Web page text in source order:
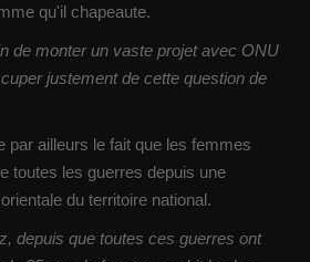
qu'il chapeaute.
de monter un vaste projet avec ONU
justement de cette question de
par ailleurs le fait que les femmes
toutes les guerres depuis une
du territoire national.
depuis que toutes ces guerres ont